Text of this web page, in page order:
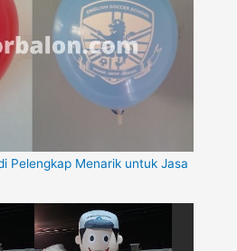
Pelengkap Menarik untuk Jasa